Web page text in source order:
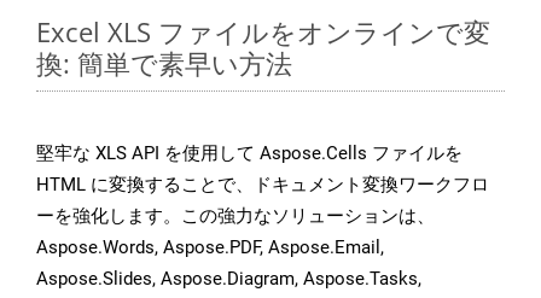
Excel XLS ファイルをオンラインで変
換: 簡単で素早い方法
堅牢な XLS API を使用して Aspose.Cells ファイルを
HTML に変換することで、ドキュメント変換ワークフロ
ーを強化します。この強力なソリューションは、
Aspose.Words, Aspose.PDF, Aspose.Email,
Aspose.Slides, Aspose.Diagram, Aspose.Tasks,